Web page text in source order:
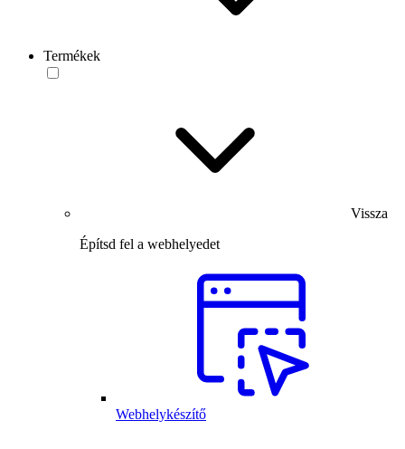
Termékek
Vissza
Építsd fel a webhelyedet
Webhelykészítő